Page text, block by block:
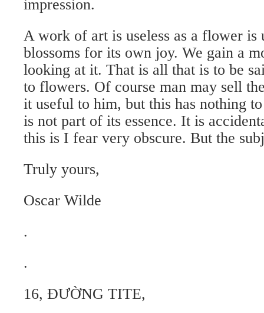
impression.
A work of art is useless as a flower is
blossoms for its own joy. We gain a
looking at it. That is all that is to be
to flowers. Of course man may sell
it useful to him, but this has nothing
is not part of its essence. It is
this is I fear very obscure. But the
Truly yours,
Oscar Wilde
.
.
16, ĐƯỜNG TITE,